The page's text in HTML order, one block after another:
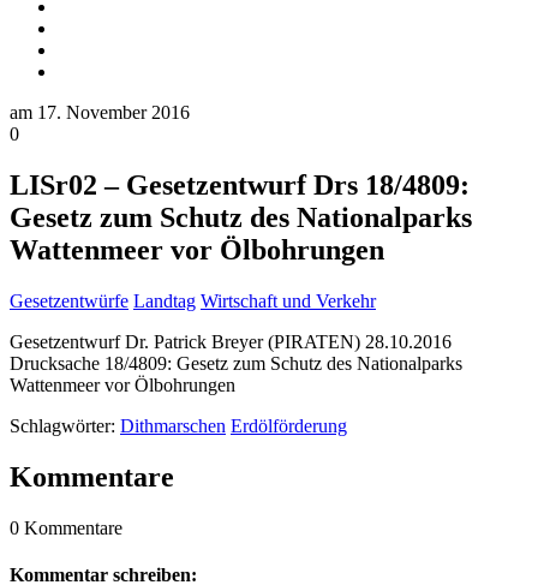
am 17. November 2016
0
LISr02 – Gesetzentwurf Drs 18/4809:
Gesetz zum Schutz des Nationalparks
Wattenmeer vor Ölbohrungen
Gesetzentwürfe Landtag Wirtschaft und Verkehr
Gesetzentwurf Dr. Patrick Breyer (PIRATEN) 28.10.2016
Drucksache 18/4809: Gesetz zum Schutz des Nationalparks
Wattenmeer vor Ölbohrungen
Schlagwörter: Dithmarschen Erdölförderung
Kommentare
0 Kommentare
Kommentar schreiben: